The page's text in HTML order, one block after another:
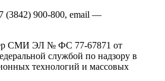
(3842) 900-800, email —
СМИ ЭЛ № ФС 77-67871 от
службой по надзору в
технологий и массовых